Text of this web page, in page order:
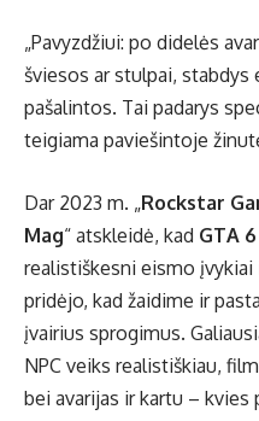
„Pavyzdžiui: po didelės
šviesos ar stulpai, stabdys
pašalintos. Tai padarys
teigiama paviešintoje
Dar 2023 m. „Rockstar
Mag“ atskleidė, kad GTA 6
realistiškesni eismo įvykiai
pridėjo, kad žaidime ir
įvairius sprogimus.
NPC veiks realistiškiau,
bei avarijas ir kartu –